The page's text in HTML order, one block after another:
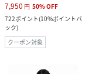
7,950 円 50%OFF
722ポイント(10%ポイントバ
ック)
クーポン対象